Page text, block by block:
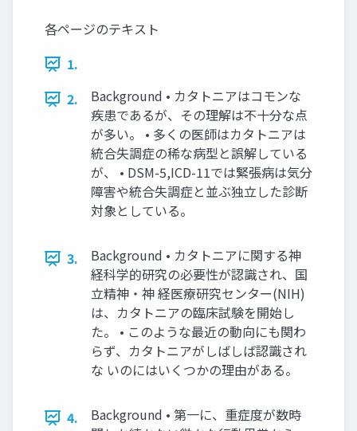
各ページのテキスト
1.
2.
Background • カタトニアはコモンな
疾患であるが、その理解は不十分な点
が多い。 • 多くの医師はカタトニアは
統合失調症の稀な病型と誤解している
が、 • DSM-5,ICD-11では緊張病は気分
障害や統合失調症と並ぶ独立した診断
対象としている。
3.
Background • カタトニアに関する神
経科学的研究の必要性が認識され、国
立精神・神 経医療研究センター(NIH)
は、カタトニアの臨床試験を開始し
た。 • このような最近の動向にも関わ
らず、カタトニアがしばしば認識され
な いのにはいくつかの理由がある。
4.
Background • 第一に、重症度が数時